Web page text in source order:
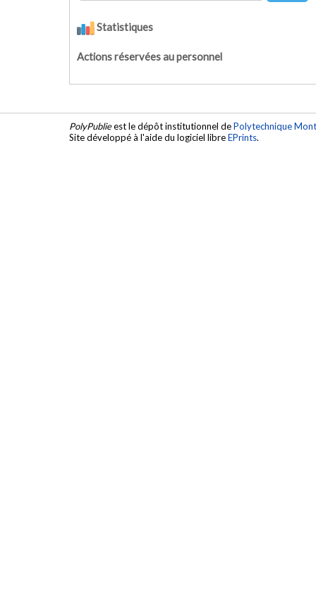
Statistiques
Actions réservées au personnel
PolyPublieest le dépôt institutionnel dePolytechnique
Site développé à l'aide du logiciel libreEPrints.